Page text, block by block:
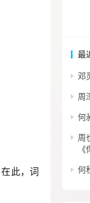
此，词
最
邓
周
何
周
何